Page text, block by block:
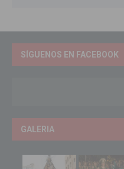
SÍGUENOS EN FACEBOOK
GALERIA